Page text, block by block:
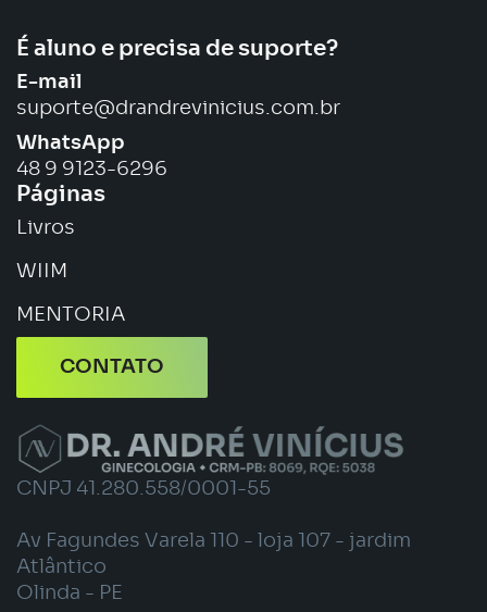
CNPJ 41.280.558/0001-55
Av Fagundes Varela 110 - loja 107 - jardim
Atlântico
Olinda - PE
É aluno e precisa de suporte?
E-mail
suporte@drandrevinicius.com.br
WhatsApp
48 9 9123-6296
Páginas
Livros
WIIM
MENTORIA
CONTATO